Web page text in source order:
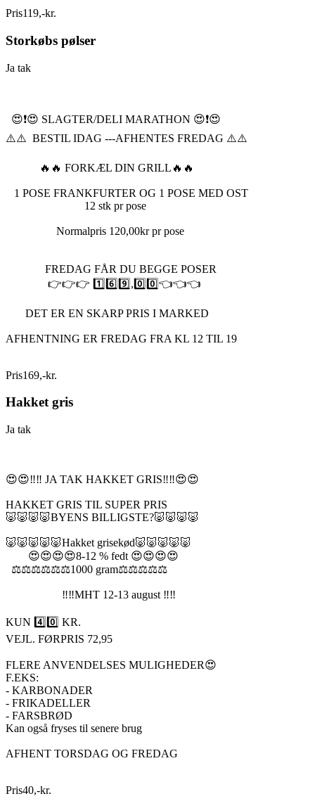
Pris119,-kr.
Storkøbs pølser
Ja tak
😍❗️😍 SLAGTER/DELI MARATHON 😍❗️😍
⚠️⚠️ BESTIL IDAG ---AFHENTES FREDAG ⚠️⚠️
🔥🔥 FORKÆL DIN GRILL🔥🔥
1 POSE FRANKFURTER OG 1 POSE MED OST
12 stk pr pose
Normalpris 120,00kr pr pose
FREDAG FÅR DU BEGGE POSER
👉👉👉 1️⃣6️⃣9️⃣,0️⃣0️⃣👈👈👈
DET ER EN SKARP PRIS I MARKED
AFHENTNING ER FREDAG FRA KL 12 TIL 19
Pris169,-kr.
Hakket gris
Ja tak
😍😍‼️‼️ JA TAK HAKKET GRIS‼️‼️😍😍
HAKKET GRIS TIL SUPER PRIS
🐷🐷🐷🐷BYENS BILLIGSTE?🐷🐷🐷🐷
🐷🐷🐷🐷🐷Hakket grisekød🐷🐷🐷🐷🐷
😍😍😍😍8-12 % fedt 😍😍😍😍
⚖️⚖️⚖️⚖️⚖️⚖️1000 gram⚖️⚖️⚖️⚖️⚖️
‼️‼️MHT 12-13 august ‼️‼️
KUN 4️⃣0️⃣ KR.
VEJL. FØRPRIS 72,95
FLERE ANVENDELSES MULIGHEDER😍
F.EKS:
- KARBONADER
- FRIKADELLER
- FARSBRØD
Kan også fryses til senere brug
AFHENT TORSDAG OG FREDAG
Pris40,-kr.